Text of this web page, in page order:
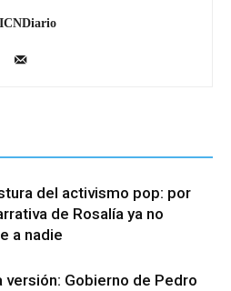
ICNDiario
del activismo pop: por
de Rosalía ya no
a nadie
versión: Gobierno de Pedro